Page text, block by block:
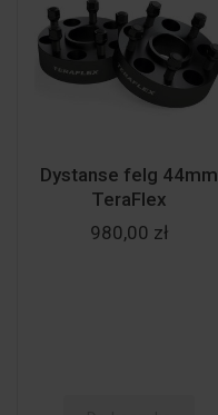
Dystanse felg 44mm
TeraFlex
980,00 zł